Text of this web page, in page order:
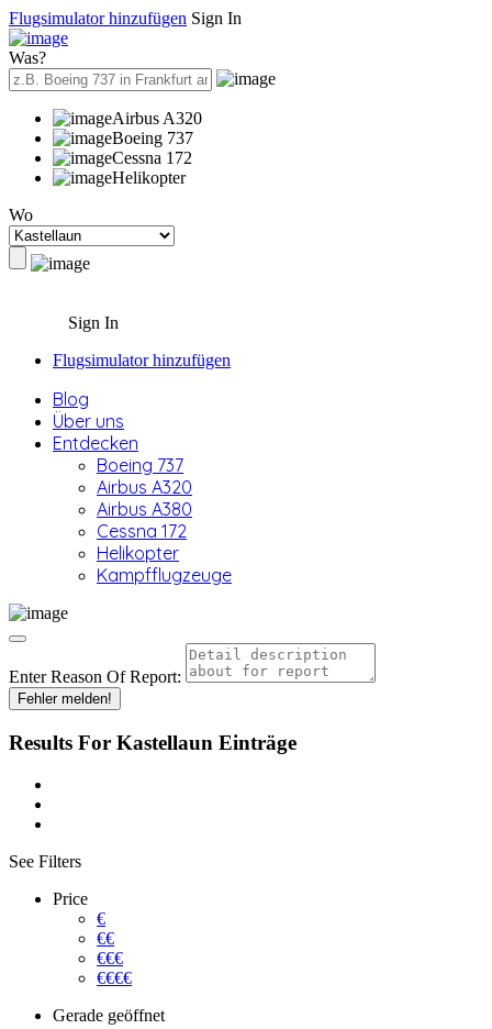
Flugsimulator hinzufügen Sign In
Was?
Airbus A320
Boeing 737
Cessna 172
Helikopter
Wo
Sign In
Flugsimulator hinzufügen
Blog
Über uns
Entdecken
Boeing 737
Airbus A320
Airbus A380
Cessna 172
Helikopter
Kampfflugzeuge
Enter Reason Of Report:
Fehler melden!
Results For Kastellaun Einträge
See Filters
Price
€
€€
€€€
€€€€
Gerade geöffnet